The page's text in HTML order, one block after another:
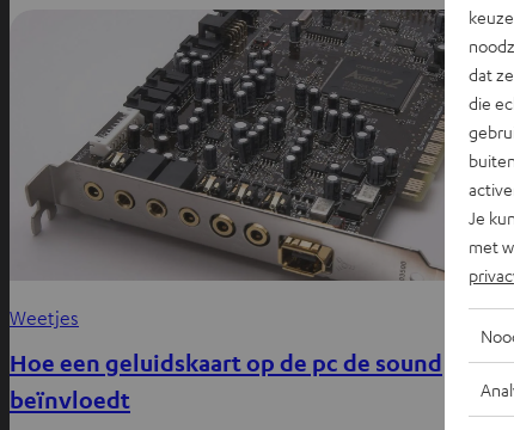
Weetjes
Hoe een geluidskaart op de pc de sound
beïnvloedt
dat
die
Je
met